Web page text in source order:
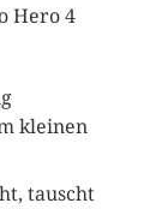
Hero 4
kleinen
tauscht